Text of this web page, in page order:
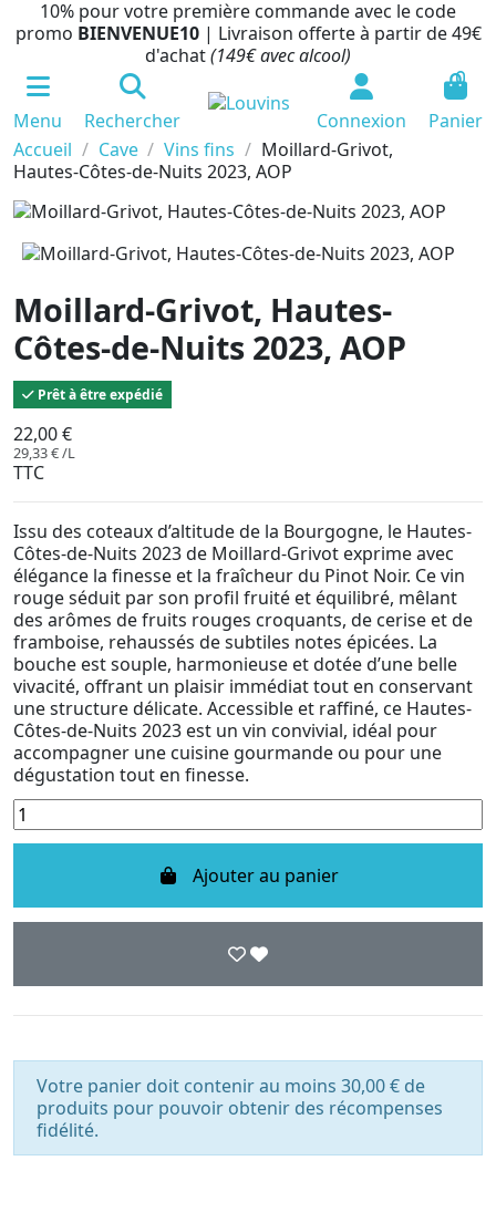
10% pour votre première commande avec le code
promo BIENVENUE10 | Livraison offerte à partir de 49€
d'achat(149€ avec alcool)
Menu Rechercher Connexion
0
Panier
Accueil
Cave Vins fins
Moillard-Grivot,
Hautes-Côtes-de-Nuits 2023, AOP
Moillard-Grivot, Hautes-
Côtes-de-Nuits 2023, AOP
Prêt à être expédié
22,00 €
29,33 € /L
TTC
Issu des coteaux d’altitude de la Bourgogne, le Hautes-
Côtes-de-Nuits 2023 de Moillard-Grivot exprime avec
élégance la finesse et la fraîcheur du Pinot Noir. Ce vin
rouge séduit par son profil fruité et équilibré, mêlant
des arômes de fruits rouges croquants, de cerise et de
framboise, rehaussés de subtiles notes épicées. La
bouche est souple, harmonieuse et dotée d’une belle
vivacité, offrant un plaisir immédiat tout en conservant
une structure délicate. Accessible et raffiné, ce Hautes-
Côtes-de-Nuits 2023 est un vin convivial, idéal pour
accompagner une cuisine gourmande ou pour une
dégustation tout en finesse.
Ajouter au panier
Votre panier doit contenir au moins 30,00 € de
produits pour pouvoir obtenir des récompenses
fidélité.